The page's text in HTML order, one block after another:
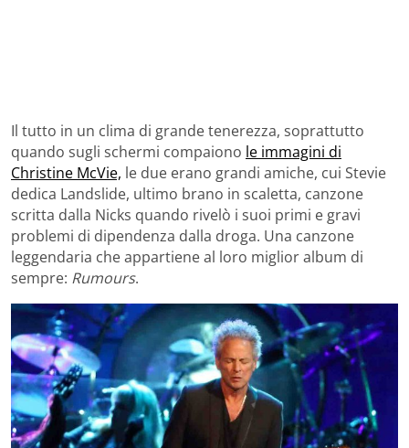
Il tutto in un clima di grande tenerezza, soprattutto
quando sugli schermi compaiono le immagini di
Christine McVie, le due erano grandi amiche, cui Stevie
dedica Landslide, ultimo brano in scaletta, canzone
scritta dalla Nicks quando rivelò i suoi primi e gravi
problemi di dipendenza dalla droga. Una canzone
leggendaria che appartiene al loro miglior album di
sempre: Rumours.